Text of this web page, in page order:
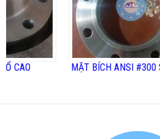
MẶT BÍCH ANSI #300 SLIP